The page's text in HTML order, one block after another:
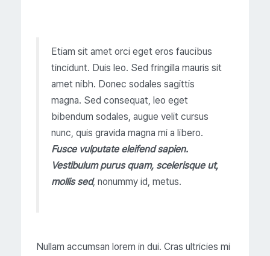
Etiam sit amet orci eget eros faucibus
tincidunt. Duis leo. Sed fringilla mauris sit
amet nibh. Donec sodales sagittis
magna. Sed consequat, leo eget
bibendum sodales, augue velit cursus
nunc, quis gravida magna mi a libero.
Fusce vulputate eleifend sapien.
Vestibulum purus quam, scelerisque ut,
mollis sed, nonummy id, metus.
Nullam accumsan lorem in dui. Cras ultricies mi